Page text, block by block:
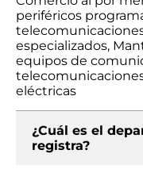
periféricos
especializados,
equipos de
eléctricas
¿Cuál es el
registra?